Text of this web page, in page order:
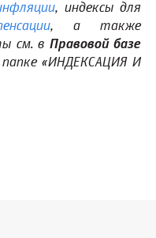
, индексы для
, а также
см. в Правовой базе
«ИНДЕКСАЦИЯ И